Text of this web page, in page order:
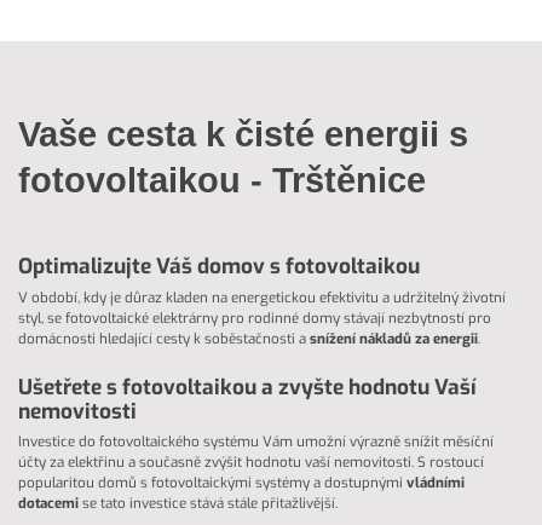
Vaše cesta k čisté energii s
fotovoltaikou - Trštěnice
Optimalizujte Váš domov s fotovoltaikou
V období, kdy je důraz kladen na energetickou efektivitu a udržitelný životní
styl, se fotovoltaické elektrárny pro rodinné domy stávají nezbytností pro
domácnosti hledající cesty k soběstačnosti asnížení nákladů za energii.
Ušetřete s fotovoltaikou a zvyšte hodnotu Vaší
nemovitosti
Investice do fotovoltaického systému Vám umožní výrazně snížit měsíční
účty za elektřinu a současně zvýšit hodnotu vaší nemovitosti. S rostoucí
popularitou domů s fotovoltaickými systémy a dostupnými vládními
dotacemise tato investice stává stále přitažlivější.